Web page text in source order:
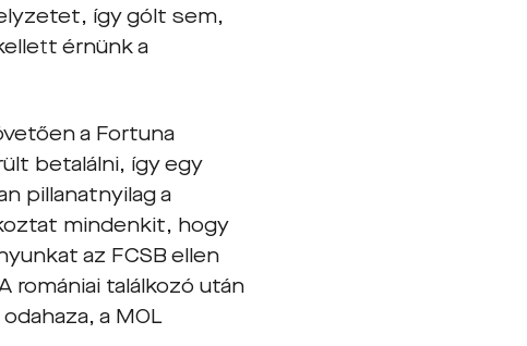
így gólt sem,
érnünk a
a Fortuna
betalálni, így egy
pillanatnyilag a
mindenkit, hogy
az FCSB ellen
romániai találkozó után
a MOL